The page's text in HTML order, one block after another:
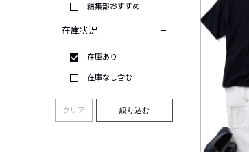
編集部おすすめ
在庫状況
在庫あり
在庫なし含む
クリア 絞り込む